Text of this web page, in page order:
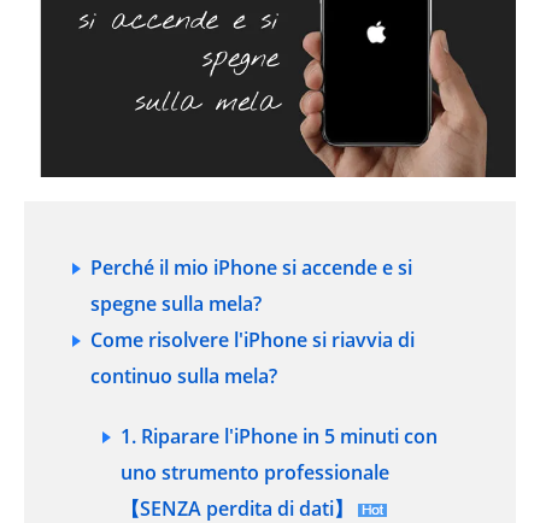
Perché il mio iPhone si accende e si
spegne sulla mela?
Come risolvere l'iPhone si riavvia di
continuo sulla mela?
1. Riparare l'iPhone in 5 minuti con
uno strumento professionale
【SENZA perdita di dati】